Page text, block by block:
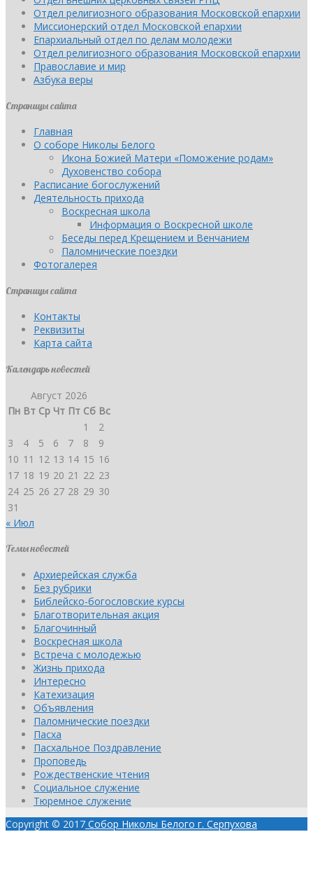
Отдел религиозного образования Московской епархии
Миссионерский отдел Московской епархии
Епархиальный отдел по делам молодежи
Отдел религиозного образования Московской епархии
Православие и мир
Азбука веры
Страницы сайта
Главная
О соборе Николы Белого
Икона Божией Матери «Поможение родам»
Духовенство собора
Расписание богослужений
Деятельность прихода
Воскресная школа
Информация о Воскресной школе
Беседы перед Крещением и Венчанием
Паломнические поездки
Фотогалерея
Страницы сайта
Контакты
Реквизиты
Карта сайта
Календарь новостей
Август 2026
Пн Вт Ср Чт Пт Сб Вс
1
2
3
4 5 6 7 8
9
10 11 12 13 14 15 16
17 18 19 20 21 22 23
24 25 26 27 28 29 30
31
« Июл
Темы новостей
Архиерейская служба
Без рубрики
Библейско-богословские курсы
Благотворительная акция
Благочинный
Воскресная школа
Встреча с молодежью
Жизнь прихода
Интересно
Катехизация
Объявления
Паломнические поездки
Пасха
Пасхальное Поздравление
Проповедь
Рождественские чтения
Социальное служение
Тюремное служение
Copyright © 2017 Собор Николы Белого г. Серпухова